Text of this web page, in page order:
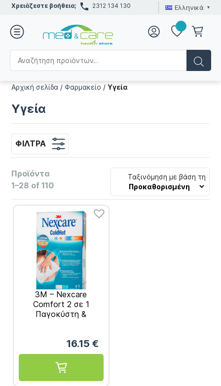
Χρειάζεστε βοήθεια; 2312 134 130 Ελληνικά
Αρχική σελίδα /Φαρμακείο /Υγεία
Υγεία
ΦΊΛΤΡΑ
Προϊόντα
1–28 of 110
Ταξινόμηση με βάση τη
3M – Nexcare
Comfort 2 σε 1
Παγοκύστη &
για Φυσική
Ανακούφιση από τον
Πόνο 19.5cm x 30cm
1τμχ
16.15 €